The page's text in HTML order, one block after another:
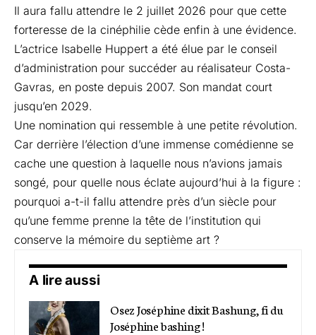
Il aura fallu attendre le 2 juillet 2026 pour que cette
forteresse de la cinéphilie cède enfin à une évidence.
L’actrice Isabelle Huppert a été élue par le conseil
d’administration pour succéder au réalisateur Costa-
Gavras, en poste depuis 2007. Son mandat court
jusqu’en 2029.
Une nomination qui ressemble à une petite révolution.
Car derrière l’élection d’une immense comédienne se
cache une question à laquelle nous n’avions jamais
songé, pour quelle nous éclate aujourd’hui à la figure :
pourquoi a-t-il fallu attendre près d’un siècle pour
qu’une femme prenne la tête de l’institution qui
conserve la mémoire du septième art ?
A lire aussi
Osez Joséphine dixit Bashung, fi du
Joséphine bashing !